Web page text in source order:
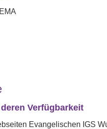
Verfügbarkeit
Evangelischen IGS